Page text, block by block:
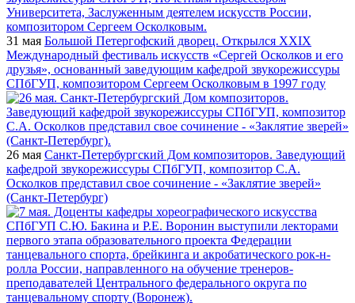
31 мая Большой Петергофский дворец. Открылся XXIX
Международный фестиваль искусств «Сергей Осколков и его
друзья», основанный заведующим кафедрой звукорежиссуры
СПбГУП, композитором Сергеем Осколковым в 1997 году
26 мая Санкт-Петербургский Дом композиторов. Заведующий
кафедрой звукорежиссуры СПбГУП, композитор С.А.
Осколков представил свое сочинение - «Заклятие зверей»
(Санкт-Петербург)